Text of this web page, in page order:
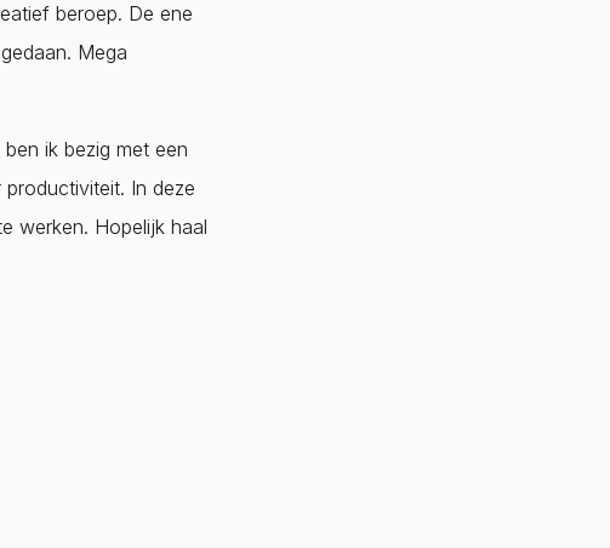
beroep. De ene
Mega
ik bezig met een
In deze
werken. Hopelijk haal